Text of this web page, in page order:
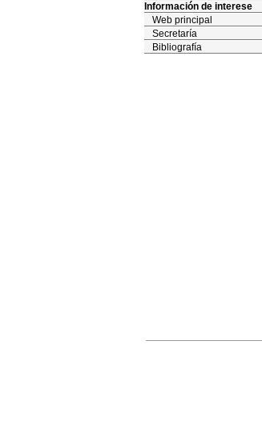
Información de interese
Web principal
Secretaría
Bibliografía